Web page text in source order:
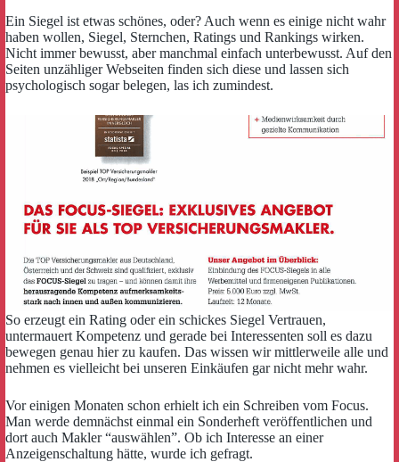
Ein Siegel ist etwas schönes, oder? Auch wenn es einige nicht wahr
haben wollen, Siegel, Sternchen, Ratings und Rankings wirken.
Nicht immer bewusst, aber manchmal einfach unterbewusst. Auf den
Seiten unzähliger Webseiten finden sich diese und lassen sich
psychologisch sogar belegen, las ich zumindest.
So erzeugt ein Rating oder ein schickes Siegel Vertrauen,
untermauert Kompetenz und gerade bei Interessenten soll es dazu
bewegen genau hier zu kaufen. Das wissen wir mittlerweile alle und
nehmen es vielleicht bei unseren Einkäufen gar nicht mehr wahr.
Vor einigen Monaten schon erhielt ich ein Schreiben vom Focus.
Man werde demnächst einmal ein Sonderheft veröffentlichen und
dort auch Makler “auswählen”. Ob ich Interesse an einer
Anzeigenschaltung hätte, wurde ich gefragt.